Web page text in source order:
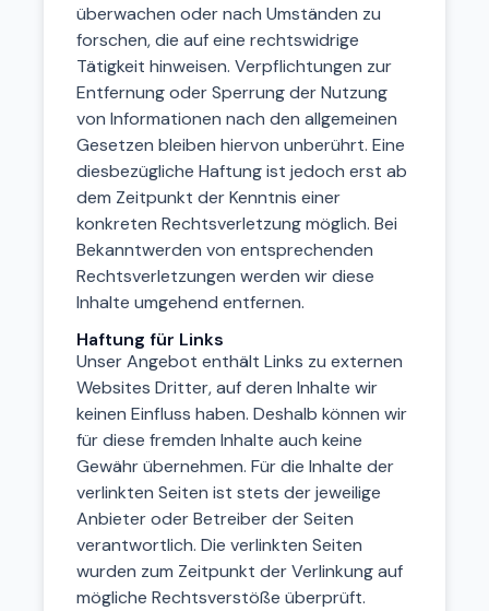
überwachen oder nach Umständen zu
forschen, die auf eine rechtswidrige
Tätigkeit hinweisen. Verpflichtungen zur
Entfernung oder Sperrung der Nutzung
von Informationen nach den allgemeinen
Gesetzen bleiben hiervon unberührt. Eine
diesbezügliche Haftung ist jedoch erst ab
dem Zeitpunkt der Kenntnis einer
konkreten Rechtsverletzung möglich. Bei
Bekanntwerden von entsprechenden
Rechtsverletzungen werden wir diese
Inhalte umgehend entfernen.
Haftung für Links
Unser Angebot enthält Links zu externen
Websites Dritter, auf deren Inhalte wir
keinen Einfluss haben. Deshalb können wir
für diese fremden Inhalte auch keine
Gewähr übernehmen. Für die Inhalte der
verlinkten Seiten ist stets der jeweilige
Anbieter oder Betreiber der Seiten
verantwortlich. Die verlinkten Seiten
wurden zum Zeitpunkt der Verlinkung auf
mögliche Rechtsverstöße überprüft.